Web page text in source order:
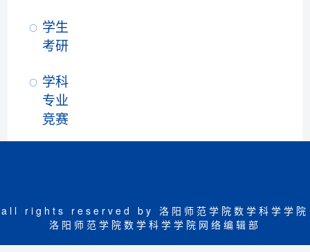
学生
考研
学科
专业
竞赛
all rights reserved by 洛阳师范学院数学科学学院
洛阳师范学院数学科学学院网络编辑部